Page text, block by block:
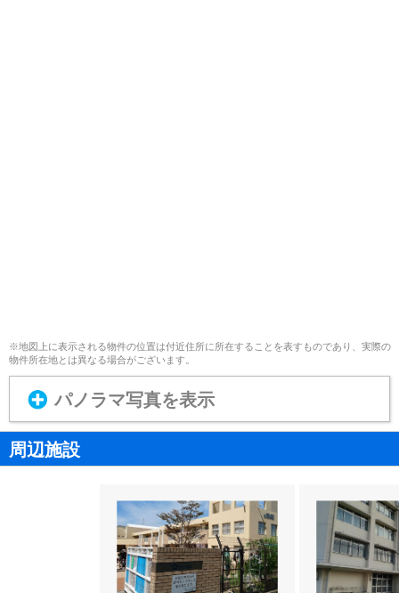
※地図上に表示される物件の位置は付近住所に所在することを表すものであり、実際の
物件所在地とは異なる場合がございます。
パノラマ写真を表示
周辺施設